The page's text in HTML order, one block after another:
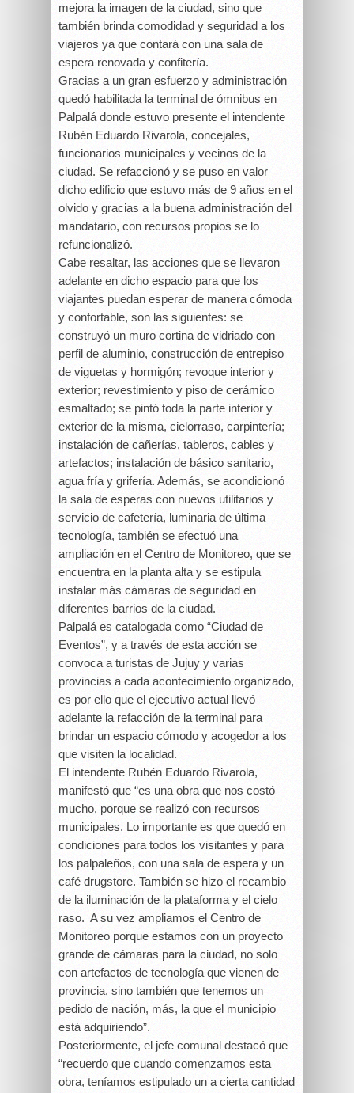
mejora la imagen de la ciudad, sino que
también brinda comodidad y seguridad a los
viajeros ya que contará con una sala de
espera renovada y confitería.
Gracias a un gran esfuerzo y administración
quedó habilitada la terminal de ómnibus en
Palpalá donde estuvo presente el intendente
Rubén Eduardo Rivarola, concejales,
funcionarios municipales y vecinos de la
ciudad. Se refaccionó y se puso en valor
dicho edificio que estuvo más de 9 años en el
olvido y gracias a la buena administración del
mandatario, con recursos propios se lo
refuncionalizó.
Cabe resaltar, las acciones que se llevaron
adelante en dicho espacio para que los
viajantes puedan esperar de manera cómoda
y confortable, son las siguientes: se
construyó un muro cortina de vidriado con
perfil de aluminio, construcción de entrepiso
de viguetas y hormigón; revoque interior y
exterior; revestimiento y piso de cerámico
esmaltado; se pintó toda la parte interior y
exterior de la misma, cielorraso, carpintería;
instalación de cañerías, tableros, cables y
artefactos; instalación de básico sanitario,
agua fría y grifería. Además, se acondicionó
la sala de esperas con nuevos utilitarios y
servicio de cafetería, luminaria de última
tecnología, también se efectuó una
ampliación en el Centro de Monitoreo, que se
encuentra en la planta alta y se estipula
instalar más cámaras de seguridad en
diferentes barrios de la ciudad.
Palpalá es catalogada como “Ciudad de
Eventos”, y a través de esta acción se
convoca a turistas de Jujuy y varias
provincias a cada acontecimiento organizado,
es por ello que el ejecutivo actual llevó
adelante la refacción de la terminal para
brindar un espacio cómodo y acogedor a los
que visiten la localidad.
El intendente Rubén Eduardo Rivarola,
manifestó que “es una obra que nos costó
mucho, porque se realizó con recursos
municipales. Lo importante es que quedó en
condiciones para todos los visitantes y para
los palpaleños, con una sala de espera y un
café drugstore. También se hizo el recambio
de la iluminación de la plataforma y el cielo
raso. A su vez ampliamos el Centro de
Monitoreo porque estamos con un proyecto
grande de cámaras para la ciudad, no solo
con artefactos de tecnología que vienen de
provincia, sino también que tenemos un
pedido de nación, más, la que el municipio
está adquiriendo”.
Posteriormente, el jefe comunal destacó que
“recuerdo que cuando comenzamos esta
obra, teníamos estipulado un a cierta cantidad